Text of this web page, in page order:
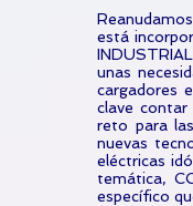
está
unas
cargadores
clave contar
reto para
nuevas
eléctricas
temática,
específico